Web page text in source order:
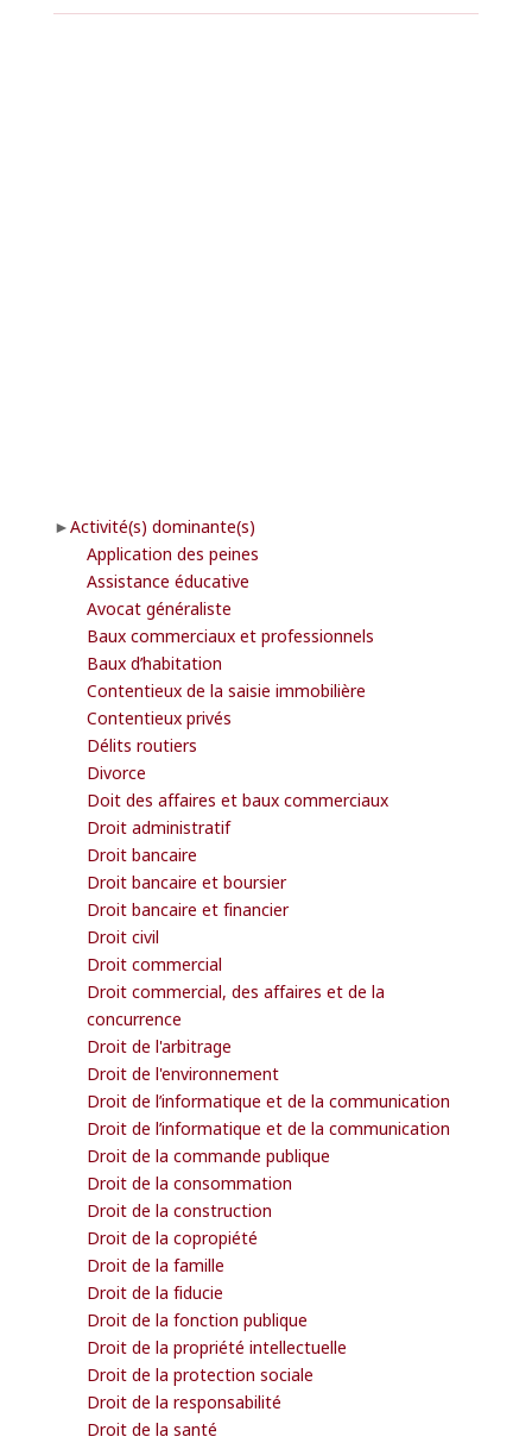
Activité(s) dominante(s)
Application des peines
Assistance éducative
Avocat généraliste
Baux commerciaux et professionnels
Baux d’habitation
Contentieux de la saisie immobilière
Contentieux privés
Délits routiers
Divorce
Doit des affaires et baux commerciaux
Droit administratif
Droit bancaire
Droit bancaire et boursier
Droit bancaire et financier
Droit civil
Droit commercial
Droit commercial, des affaires et de la
concurrence
Droit de l'arbitrage
Droit de l'environnement
Droit de l’informatique et de la communication
Droit de l’informatique et de la communication
Droit de la commande publique
Droit de la consommation
Droit de la construction
Droit de la copropiété
Droit de la famille
Droit de la fiducie
Droit de la fonction publique
Droit de la propriété intellectuelle
Droit de la protection sociale
Droit de la responsabilité
Droit de la santé